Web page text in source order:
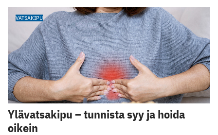
VATSAKIPU
Ylävatsakipu – tunnista syy ja hoida
oikein